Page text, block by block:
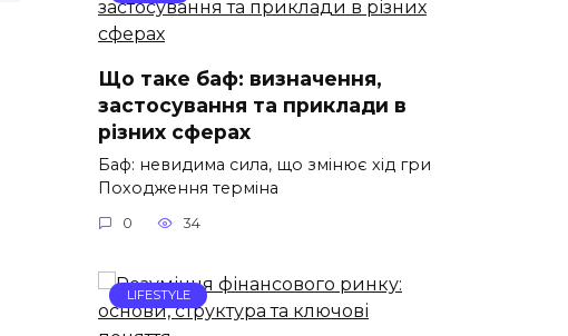
Що таке баф: визначення,
застосування та приклади в
різних сферах
Баф: невидима сила, що змінює хід гри
Походження терміна
0 34
LIFESTYLE